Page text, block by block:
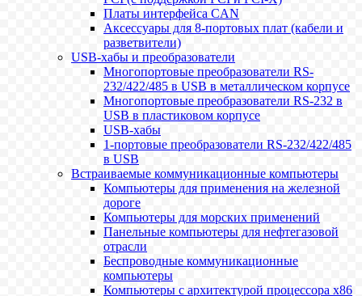
Платы интерфейса CAN
Аксессуары для 8-портовых плат (кабели и
разветвители)
USB-хабы и преобразователи
Многопортовые преобразователи RS-
232/422/485 в USB в металлическом корпусе
Многопортовые преобразователи RS-232 в
USB в пластиковом корпусе
USB-хабы
1-портовые преобразователи RS-232/422/485
в USB
Встраиваемые коммуникационные компьютеры
Компьютеры для применения на железной
дороге
Компьютеры для морских применений
Панельные компьютеры для нефтегазовой
отрасли
Беспроводные коммуникационные
компьютеры
Компьютеры с архитектурой процессора x86